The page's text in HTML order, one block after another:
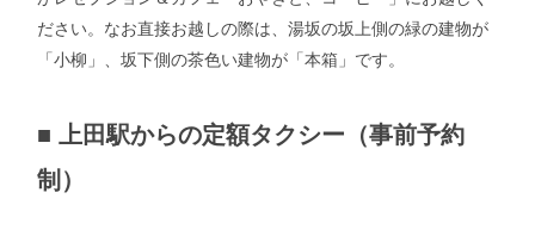
ださい。なお直接お越しの際は、湯坂の坂上側の緑の建物が
「小柳」、坂下側の茶色い建物が「本箱」です。
■上田駅からの定額タクシー（事前予約
制）